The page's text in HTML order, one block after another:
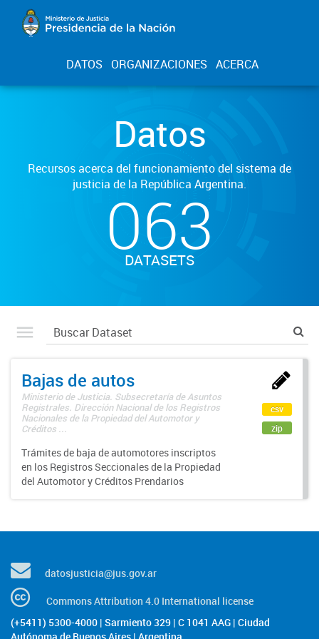
DATOS ORGANIZACIONES ACERCA
Datos
Recursos acerca del funcionamiento del sistema de
justicia de la República Argentina.
063
DATASETS
Bajas de autos
Ministerio de Justicia. Subsecretaría de Asuntos
Registrales. Dirección Nacional de los Registros
Nacionales de la Propiedad del Automotor y
Créditos ...
Trámites de baja de automotores inscriptos
en los Registros Seccionales de la Propiedad
del Automotor y Créditos Prendarios
csv
zip
datosjusticia@jus.gov.ar
Commons Attribution 4.0 International license
(+5411) 5300-4000 | Sarmiento 329 | C 1041 AAG | Ciudad